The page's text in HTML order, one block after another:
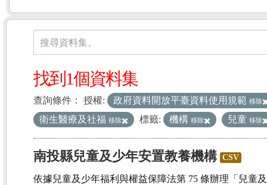
資料集
搜尋資料集。
找到1個資料集
查詢條件： 授權: 政府資料開放平臺資料使用規範 移除
衛生醫療及社福 移除 標籤: 機構 移除 兒童 移除
南投縣兒童及少年安置教養機構 CSV
依據兒童及少年福利與權益保障法第 75 條辦理「兒童